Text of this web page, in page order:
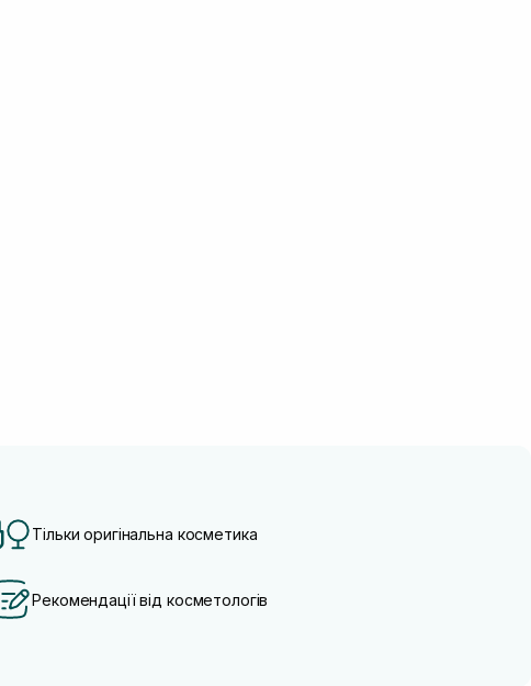
Тільки оригінальна косметика
Рекомендації від косметологів